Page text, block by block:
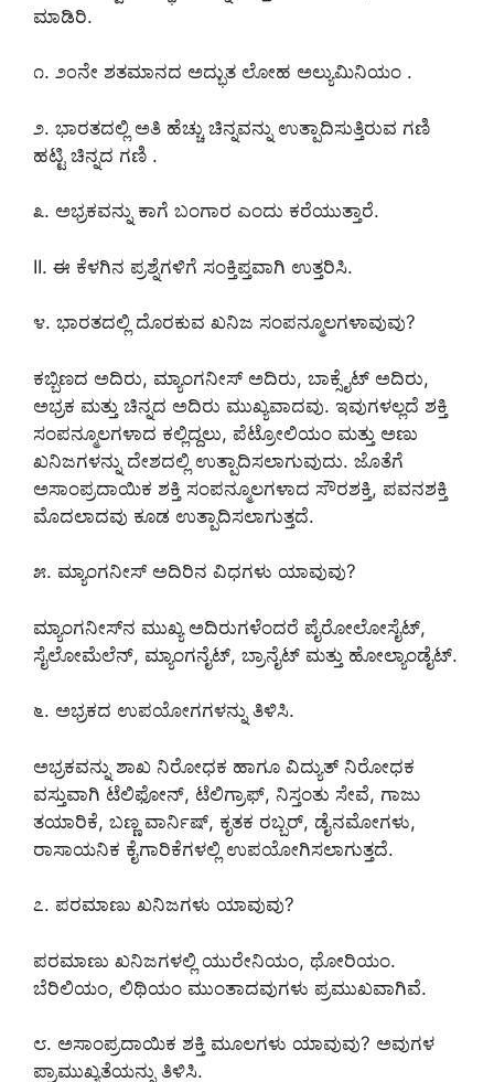
ಮಾಡಿರಿ.
೧. ೨೦ನೇ ಶತಮಾನದ ಅದ್ಭುತ ಲೋಹ ಅಲ್ಯುಮಿನಿಯಂ .
೨. ಭಾರತದಲ್ಲಿ ಅತಿ ಹೆಚ್ಚು ಚಿನ್ನವನ್ನು ಉತ್ಪಾದಿಸುತ್ತಿರುವ ಗಣಿ
ಹಟ್ಟಿ ಚಿನ್ನದ ಗಣಿ .
೩. ಅಭ್ರಕವನ್ನು ಕಾಗೆ ಬಂಗಾರ ಎಂದು ಕರೆಯುತ್ತಾರೆ.
II. ಈ ಕೆಳಗಿನ ಪ್ರಶ್ನೆಗಳಿಗೆ ಸಂಕ್ತಿಪ್ತವಾಗಿ ಉತ್ತರಿಸಿ.
೪. ಭಾರತದಲ್ಲಿ ದೊರಕುವ ಖನಿಜ ಸಂಪನ್ಮೂಲಗಳಾವುವು?
ಕಬ್ಬಿಣದ ಅದಿರು, ಮ್ಯಾಂಗನೀಸ್ ಅದಿರು, ಬಾಕ್ಸೈಟ್ ಅದಿರು,
ಅಭ್ರಕ ಮತ್ತು ಚಿನ್ನದ ಅದಿರು ಮುಖ್ಯವಾದವು. ಇವುಗಳಲ್ಲದೆ ಶಕ್ತಿ
ಸಂಪನ್ಮೂಲಗಳಾದ ಕಲ್ಲಿದ್ದಲು, ಪೆಟ್ರೋಲಿಯಂ ಮತ್ತು ಅಣು
ಖನಿಜಗಳನ್ನು ದೇಶದಲ್ಲಿ ಉತ್ಪಾದಿಸಲಾಗುವುದು. ಜೊತೆಗೆ
ಅಸಾಂಪ್ರದಾಯಿಕ ಶಕ್ತಿ ಸಂಪನ್ಮೂಲಗಳಾದ ಸೌರಶಕ್ತಿ, ಪವನಶಕ್ತಿ
ಮೊದಲಾದವು ಕೂಡ ಉತ್ಪಾದಿಸಲಾಗುತ್ತದೆ.
೫. ಮ್ಯಾಂಗನೀಸ್ ಅದಿರಿನ ವಿಧಗಳು ಯಾವುವು?
ಮ್ಯಾಂಗನೀಸ್‌ನ ಮುಖ್ಯ ಅದಿರುಗಳೆಂದರೆ ಪೈರೋಲೋಸೈಟ್,
ಸೈಲೋಮೆಲೆನ್, ಮ್ಯಾಂಗನೈಟ್, ಬ್ರಾನೈಟ್ ಮತ್ತು ಹೋಲ್ಯಾಂಡೈಟ್.
೬. ಅಭ್ರಕದ ಉಪಯೋಗಗಳನ್ನು ತಿಳಿಸಿ.
ಅಭ್ರಕವನ್ನು ಶಾಖ ನಿರೋಧಕ ಹಾಗೂ ವಿದ್ಯುತ್ ನಿರೋಧಕ
ವಸ್ತುವಾಗಿ ಟೆಲಿಫೋನ್, ಟೆಲಿಗ್ರಾಫ್, ನಿಸ್ತಂತು ಸೇವೆ, ಗಾಜು
ತಯಾರಿಕೆ, ಬಣ್ಣ ವಾರ್ನಿಷ್, ಕೃತಕ ರಬ್ಬರ್, ಡೈನಮೋಗಳು,
ರಾಸಾಯನಿಕ ಕೈಗಾರಿಕೆಗಳಲ್ಲಿ ಉಪಯೋಗಿಸಲಾಗುತ್ತದೆ.
೭. ಪರಮಾಣು ಖನಿಜಗಳು ಯಾವುವು?
ಪರಮಾಣು ಖನಿಜಗಳಲ್ಲಿ ಯುರೇನಿಯಂ, ಥೋರಿಯಂ.
ಬೆರಿಲಿಯಂ, ಲಿಥಿಯಂ ಮುಂತಾದವುಗಳು ಪ್ರಮುಖವಾಗಿವೆ.
೮. ಅಸಾಂಪ್ರದಾಯಿಕ ಶಕ್ತಿ ಮೂಲಗಳು ಯಾವುವು? ಅವುಗಳ
ಪ್ರಾಮುಖ್ಯತೆಯನ್ನು ತಿಳಿಸಿ.